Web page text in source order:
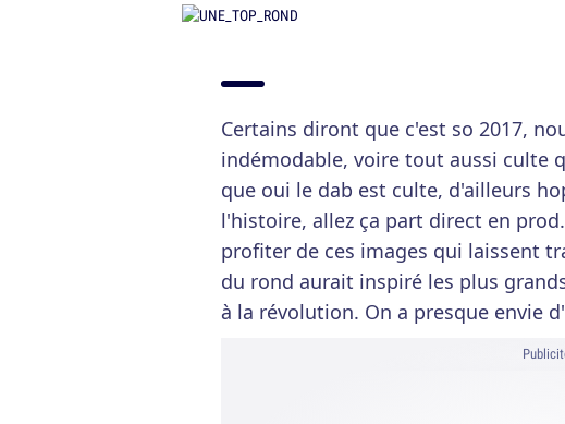
Certains diront que c'est so 2017,
indémodable, voire tout aussi culte
que oui le dab est culte, d'ailleurs
l'histoire, allez ça part direct en
profiter de ces images qui laissent
du rond aurait inspiré les plus
à la révolution. On a presque envie